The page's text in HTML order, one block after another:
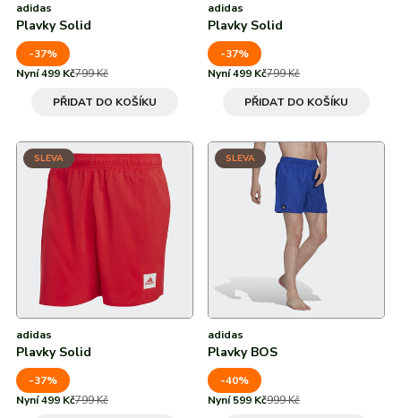
adidas
Plavky Solid
-37%
Nyní 499 Kč799 Kč
PŘIDAT DO KOŠÍKU
adidas
Plavky Solid
-37%
Nyní 499 Kč799 Kč
PŘIDAT DO KOŠÍKU
SLEVA
adidas
Plavky Solid
-37%
Nyní 499 Kč799 Kč
SLEVA
adidas
Plavky BOS
-40%
Nyní 599 Kč999 Kč